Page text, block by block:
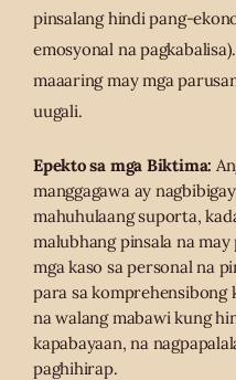
pinsalang hindi pang-
emosyonal na
maaaring may mga
uugali.
Epekto sa mga Biktima:
manggagawa ay
mahuhulaang suporta,
malubhang pinsala na
mga kaso sa personal na
para sa komprehensibong
na walang mabawi kung
kapabayaan, na
paghihirap.